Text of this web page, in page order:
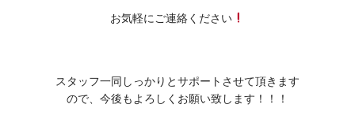
お気軽にご連絡ください
スタッフ一同しっかりとサポートさせて頂きます
ので、今後もよろしくお願い致します！！！